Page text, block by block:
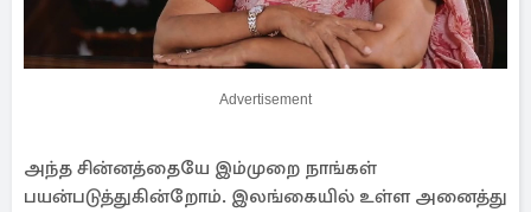
Advertisement
அந்த சின்னத்தையே இம்முறை நாங்கள்
பயன்படுத்துகின்றோம். இலங்கையில் உள்ள அனைத்து